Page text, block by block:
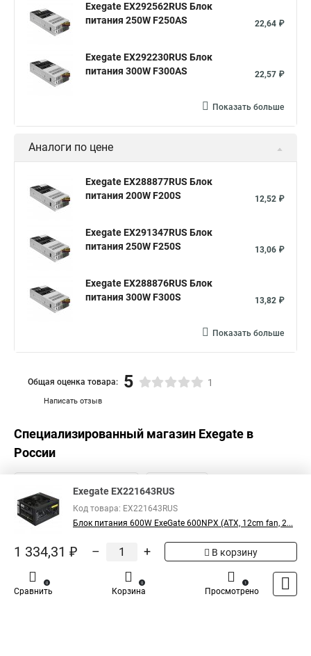
Exegate EX292562RUS Блок
питания 250W F250AS
22,64 ₽
Exegate EX292230RUS Блок
питания 300W F300AS
22,57 ₽
Показать больше
Аналоги по цене
Exegate EX288877RUS Блок
питания 200W F200S
12,52 ₽
Exegate EX291347RUS Блок
питания 250W F250S
13,06 ₽
Exegate EX288876RUS Блок
питания 300W F300S
13,82 ₽
Показать больше
Написать отзыв
Общая оценка товара: 5 1
Специализированный магазин Exegate в
России
Exegate EX221643RUS
Код товара: EX221643RUS
Блок питания 600W ExeGate 600NPX (ATX, 12cm fan, 2...
1 334,31 ₽ – + В корзину
Сравнить
0
Корзина
0
Просмотрено
1